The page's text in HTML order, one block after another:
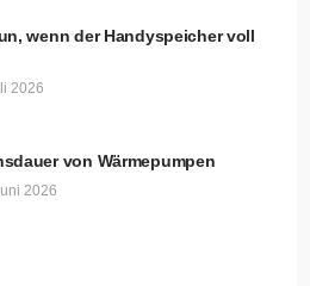
wenn der Handyspeicher voll
2026
von Wärmepumpen
2026